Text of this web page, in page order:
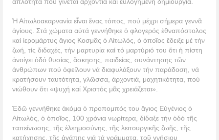
Ἡ Αἰτωλοακαρνανία εἶναι ἕνας τόπος, πού μέχρι σήμερα γεννᾶ
ἁγίους. Στά χώματα αὐτά γεννήθηκε ὁ φλογερός ἐθναπόστολος
καί ἱερομάρτυς ἅγιος Κοσμᾶς ὁ Αἰτωλός, ὁ ὁποῖος ἔδειξε μέ τήν
ζωή, τίς διδαχές, τήν μαρτυρία καί τό μαρτύριό του ὅτι ἡ πίστη
ἀνοίγει ὁδό θυσίας, ἄσκησης, παιδείας, συνάντησης τῶν
ἀνθρώπων πού ὀφείλουν νά διαφυλάξουν τήν παράδοση, νά
κρατήσουν ταυτότητα, γλῶσσα, ἀρχοντιά, μαχητικότητα, πού
νιώθουν ὅτι «ψυχή καί Χριστός μᾶς χρειάζεται».
Ἐδῶ γεννήθηκε ἀκόμα ὁ προπομπός του ἅγιος Εὐγένιος ὁ
Αἰτωλός, ὁ ὁποῖος, 100 χρόνια νωρίτερα, δίδαξε τήν ὁδό τῆς
ταπείνωσης, τῆς ἐλεημοσύνης, τῆς λειτουργικῆς ζωῆς, τῆς
κατήχησης, τῆς ἀγάπης γιά τά γράμματα, τοῦ γνήσιου